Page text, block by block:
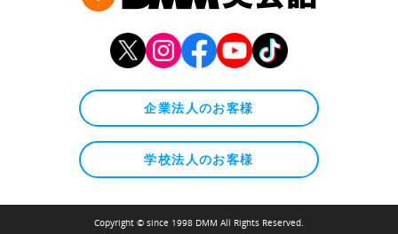
企業法人のお客様
学校法人のお客様
Copyright © since 1998 DMM All Rights Reserved.